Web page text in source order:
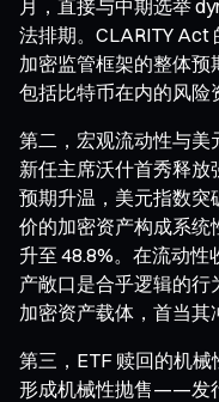
月，直接与中期选举
法排期。CLARITY Act
加密监管框架的整体
包括比特币在内的风险
第二，宏观流动性与美
新任主席沃什首秀释放
预期升温，美元指数突
价的加密资产构成系统
升至 48.8%。在流动
产敞口是合乎逻辑的行
加密资产载体，首当其
第三，ETF 赎回的机械
形成机械性抛售——发